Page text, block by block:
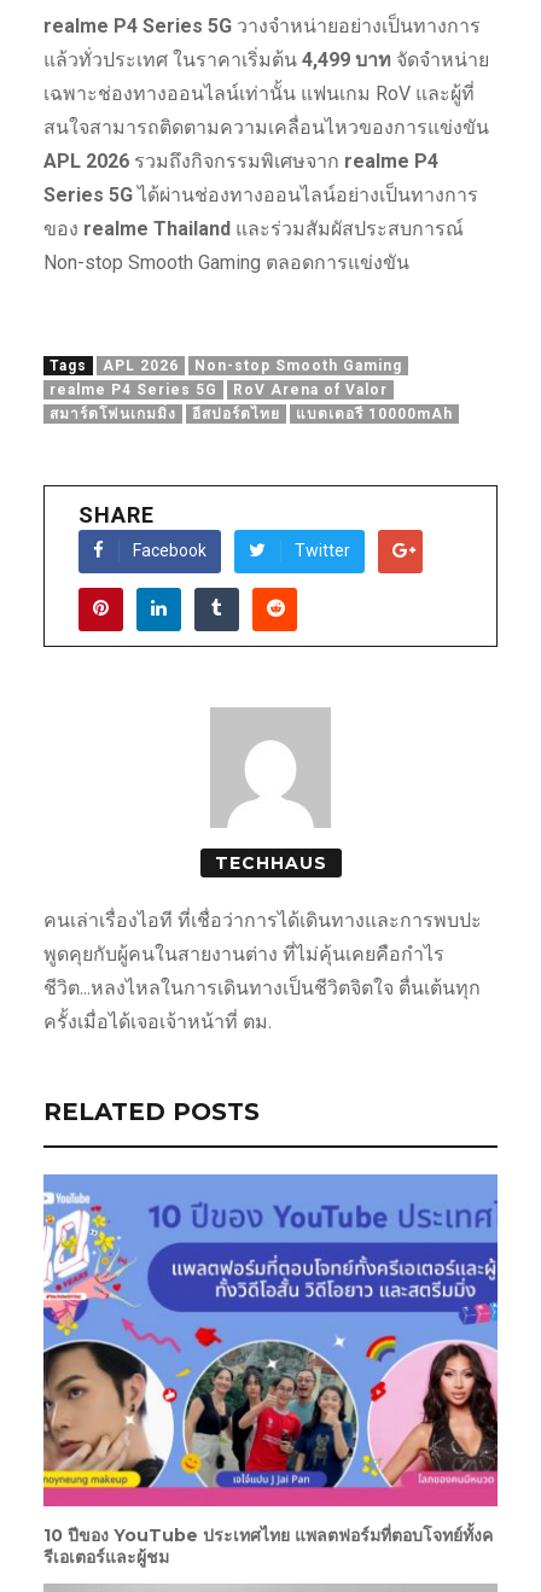
realme P4 Series 5Gวางจำหน่ายอย่างเป็นทางการ
แล้วทั่วประเทศ ในราคาเริ่มต้น 4,499 บาท จัดจำหน่าย
เฉพาะช่องทางออนไลน์เท่านั้น แฟนเกม RoV และผู้ที่
สนใจสามารถติดตามความเคลื่อนไหวของการแข่งขัน
APL 2026รวมถึงกิจกรรมพิเศษจาก realme P4
Series 5Gได้ผ่านช่องทางออนไลน์อย่างเป็นทางการ
ของ realme Thailandและร่วมสัมผัสประสบการณ์
Non-stop Smooth Gaming ตลอดการแข่งขัน
Tags APL 2026
Non-stop Smooth Gaming
realme P4 Series 5G
RoV Arena of Valor
สมาร์ตโฟนเกมมิ่ง
อีสปอร์ตไทย แบตเตอรี 10000mAh
SHARE
Facebook Twitter
TECHHAUS
คนเล่าเรื่องไอที ที่เชื่อว่าการได้เดินทางและการพบปะ
พูดคุยกับผู้คนในสายงานต่าง ที่ไม่คุ้นเคยคือกำไร
ชีวิต...หลงไหลในการเดินทางเป็นชีวิตจิตใจ ตื่นเต้นทุก
ครั้งเมื่อได้เจอเจ้าหน้าที่ ตม.
RELATED POSTS
10 ปีของ YouTube ประเทศไทย แพลตฟอร์มที่ตอบโจทย์ทั้งค
รีเอเตอร์และผู้ชม